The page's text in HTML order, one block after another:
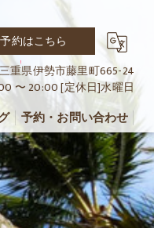
約はこちら
三重県伊勢市藤里町665-24
〜 20:00 [定休日]水曜日
予約・お問い合わせ